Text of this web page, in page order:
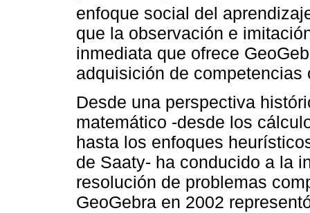
enfoque social del
que la observación e
inmediata que ofrece
adquisición de competencias
Desde una perspectiva
matemático -desde los
hasta los enfoques
de Saaty- ha conducido a la
resolución de problemas
GeoGebra en 2002